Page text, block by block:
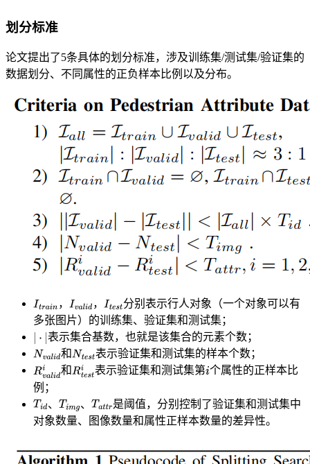
划分标准
论文提出了5条具体的划分标准，涉及训练集/测试集/验证集的
数据划分、不同属性的正负样本比例以及分布。
， ，
分别表示行人对象（一个对象可以有
多张图片）的训练集、验证集和测试集；
表示集合基数，也就是该集合的元素个数；
和
表示验证集和测试集的样本个数；
和
表示验证集和测试集第 个属性的正样本比
例；
、
、
是阈值，分别控制了验证集和测试集中
对象数量、图像数量和属性正样本数量的差异性。